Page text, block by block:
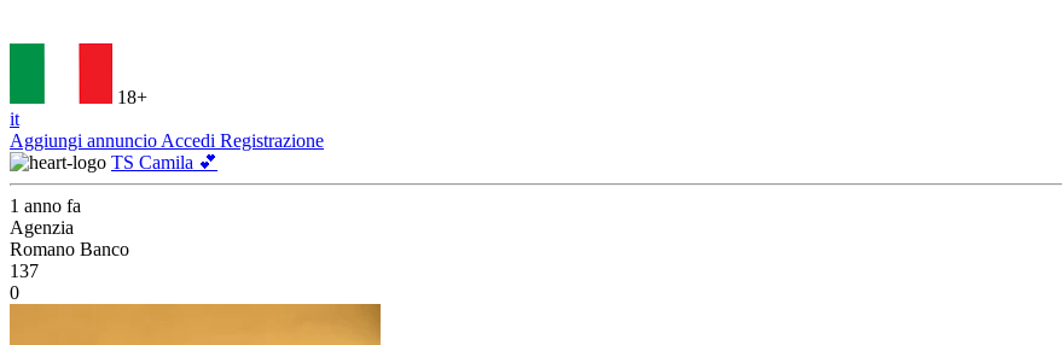
18+
it
Aggiungi annuncio Accedi Registrazione
TS Camila 💕
1 anno fa
Agenzia
Romano Banco
137
0